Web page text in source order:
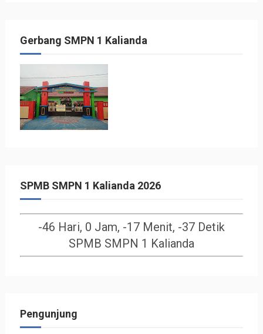
Gerbang SMPN 1 Kalianda
SPMB SMPN 1 Kalianda 2026
-46 Hari, 0 Jam, -17 Menit, -38 Detik
SPMB SMPN 1 Kalianda
Pengunjung